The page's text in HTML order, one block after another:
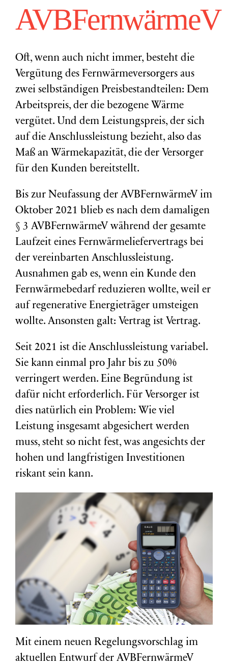
AVBFernwärmeV
Oft, wenn auch nicht immer, besteht die
Vergütung des Fernwärmeversorgers aus
zwei selbständigen Preisbestandteilen: Dem
Arbeitspreis, der die bezogene Wärme
vergütet. Und dem Leistungspreis, der sich
auf die Anschlussleistung bezieht, also das
Maß an Wärmekapazität, die der Versorger
für den Kunden bereitstellt.
Bis zur Neufassung der AVBFernwärmeV im
Oktober 2021 blieb es nach dem damaligen
§ 3 AVBFernwärmeV während der gesamte
Laufzeit eines Fernwärmeliefervertrags bei
der vereinbarten Anschlussleistung.
Ausnahmen gab es, wenn ein Kunde den
Fernwärmebedarf reduzieren wollte, weil er
auf regenerative Energieträger umsteigen
wollte. Ansonsten galt: Vertrag ist Vertrag.
Seit 2021 ist die Anschlussleistung variabel.
Sie kann einmal pro Jahr bis zu 50%
verringert werden. Eine Begründung ist
dafür nicht erforderlich. Für Versorger ist
dies natürlich ein Problem: Wie viel
Leistung insgesamt abgesichert werden
muss, steht so nicht fest, was angesichts der
hohen und langfristigen Investitionen
riskant sein kann.
Mit einem neuen Regelungsvorschlag im
aktuellen Entwurf der AVBFernwärmeV